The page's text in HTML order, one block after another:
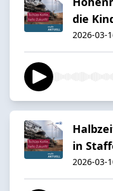
die
2026-03-
in
2026-03-